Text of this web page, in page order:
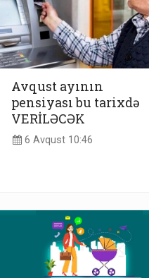
Avqust ayının
pensiyası bu tarixdə
VERİLƏCƏK
6 Avqust 10:46